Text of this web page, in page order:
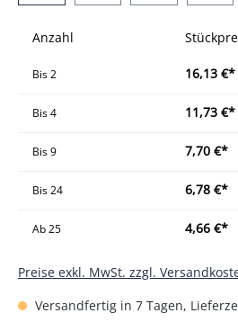
Anzahl
Bis2 16,13 €*
Bis4 11,73 €*
Bis9 7,70 €*
Bis24 6,78 €*
Ab25 4,66 €*
Preise exkl. MwSt. zzgl.
Versandfertig in 7 Tagen,